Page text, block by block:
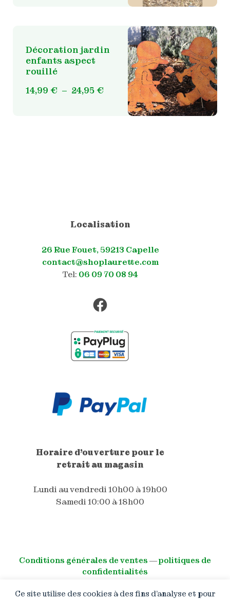
Ce site utilise des cookies à des fins d’analyse et pour
Ce
produit
a
plusieurs
du
Décoration jardin
enfants aspect
rouillé
14,99 € – 24,95 €Plage
Localisation
26 Rue Fouet, 59213 Capelle
contact@shoplaurette.com
Tel: 06 09 70 08 94
Facebook
Horaire d'ouverture pour le
retrait au magasin
Lundi au vendredi 10h00 à 19h00
Samedi 10:00 à 18h00
Conditions générales de ventes ―politiques de
confidentialités
© All right reserved